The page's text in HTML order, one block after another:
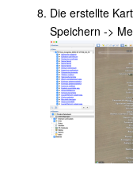
Die erstellte
Speichern ->